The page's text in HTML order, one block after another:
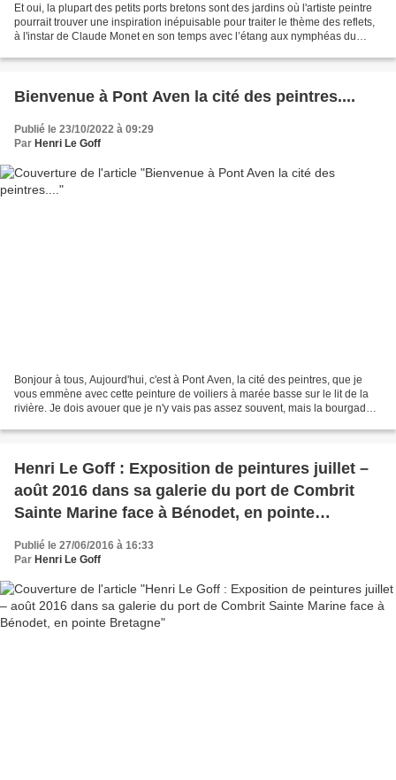
Et oui, la plupart des petits ports bretons sont des jardins où l'artiste peintre
pourrait trouver une inspiration inépuisable pour traiter le thème des reflets,
à l'instar de Claude Monet en son temps avec l’étang aux nymphéas du
Bienvenue à Pont Aven la cité des peintres....
Publié le 23/10/2022 à 09:29
Par Henri Le Goff
Bonjour à tous, Aujourd'hui, c'est à Pont Aven, la cité des peintres, que je
vous emmène avec cette peinture de voiliers à marée basse sur le lit de la
rivière. Je dois avouer que je n'y vais pas assez souvent, mais la bourgade
Henri Le Goff : Exposition de peintures juillet –
août 2016 dans sa galerie du port de Combrit
Sainte Marine face à Bénodet, en pointe
Bretagne
Publié le 27/06/2016 à 16:33
Par Henri Le Goff